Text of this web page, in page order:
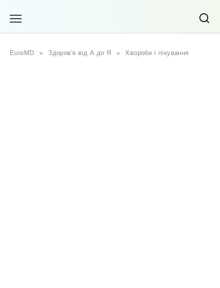
EuroMD » Здоров'я від А до Я » Хвороби і лікування